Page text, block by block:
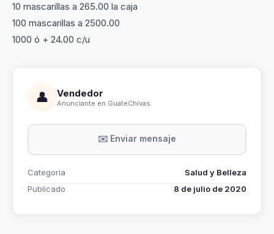
10 mascarillas a 265.00 la caja
100 mascarillas a 2500.00
1000 ó + 24.00 c/u
👤 Vendedor
Anunciante en GuateChivas
✉️ Enviar mensaje
Categoría
Salud y Belleza
Publicado
8 de julio de 2020